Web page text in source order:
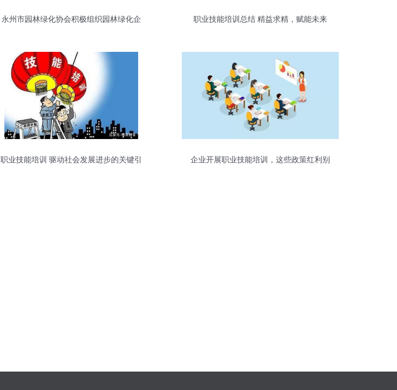
永州市园林绿化协会积极组织园林绿化企
职业技能培训总结 精益求精，赋能未来
职业技能培训 驱动社会发展进步的关键引
企业开展职业技能培训，这些政策红利别